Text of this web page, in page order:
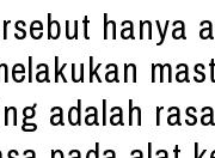
hanya
adalah